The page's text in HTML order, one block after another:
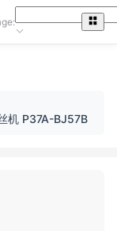
机 P37A-BJ57B